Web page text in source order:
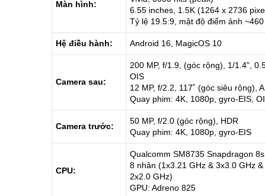
Màn hình:
6.55 inches, 1.5K (1264 x 2736
Tỷ lệ 19.5:9, mật độ điểm ảnh
Hệ điều hành: Android 16, MagicOS 10
Camera sau:
200 MP, f/1.9, (góc rộng), 1/1.4",
OIS
12 MP, f/2.2, 117˚ (góc siêu rộng),
Quay phim: 4K, 1080p, gyro-EIS,
Camera trước:
50 MP, f/2.0 (góc rộng), HDR
Quay phim: 4K, 1080p, gyro-EIS
CPU:
Qualcomm SM8735 Snapdragon
8 nhân (1x3.21 GHz & 3x3.0 GHz
2x2.0 GHz)
GPU: Adreno 825